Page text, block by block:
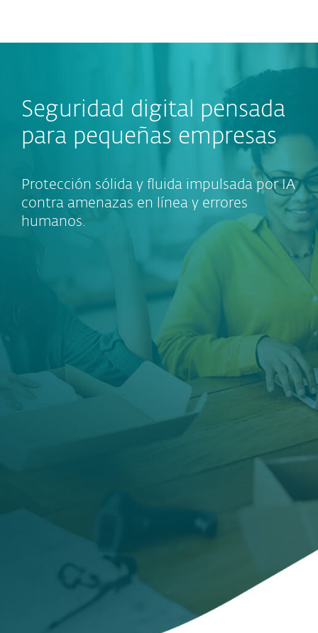
Seguridad digital pensada
para pequeñas empresas
Protección sólida y fluida impulsada por IA
contra amenazas en línea y errores
humanos.
Protección fácil de
usar
eliminar
ransomware
proteger servidores y
más.IncluyeVPN
ilimitado y VPN
para el router.
COMPRAR